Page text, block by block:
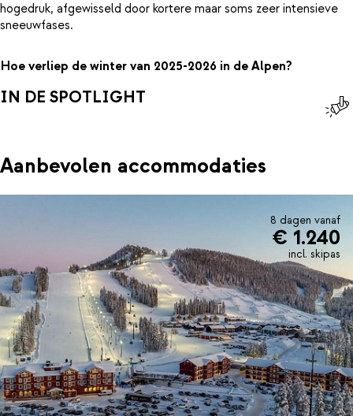
hogedruk, afgewisseld door kortere maar soms zeer intensieve
sneeuwfases.
Hoe verliep de winter van 2025-2026 in de Alpen?
IN DE SPOTLIGHT
Aanbevolen accommodaties
8 dagen vanaf
€ 1.240
incl. skipas